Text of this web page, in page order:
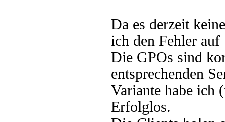
Da es derzeit
ich den Fehler auf
Die GPOs sind
entsprechenden
Variante habe ich
Erfolglos.